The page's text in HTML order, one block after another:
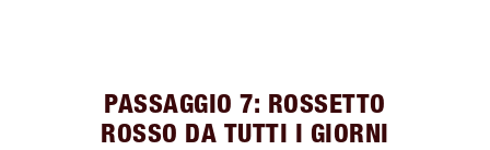
PASSAGGIO 7: ROSSETTO
ROSSO DA TUTTI I GIORNI